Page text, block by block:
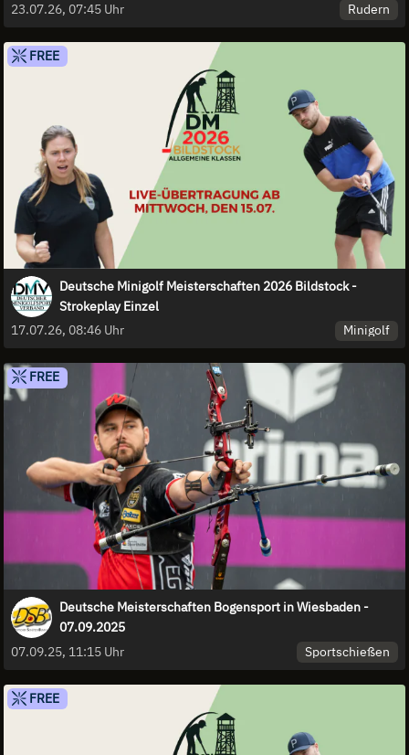
23.07.26, 07:45 Uhr Rudern
FREE
Deutsche Minigolf Meisterschaften 2026 Bildstock -
Strokeplay Einzel
17.07.26, 08:46 Uhr
Minigolf
FREE
Deutsche Meisterschaften Bogensport in Wiesbaden -
07.09.2025
07.09.25, 11:15 Uhr
Sportschießen
FREE